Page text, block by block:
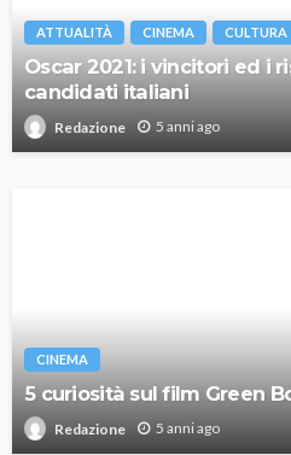
ATTUALITÀ CINEMA CULTURA
Oscar 2021: i vincitori ed i
candidati italiani
Redazione 5 anni ago
CINEMA
5 curiosità sul film Green
Redazione 5 anni ago